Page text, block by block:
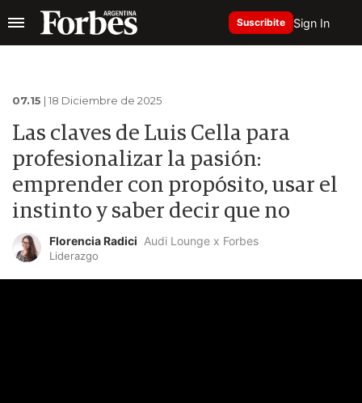
Suscribite Sign In
07.15 | 18 Diciembre de 2025
Las claves de Luis Cella para
profesionalizar la pasión:
emprender con propósito, usar el
instinto y saber decir que no
Florencia Radici Audi Lounge x Forbes
Liderazgo